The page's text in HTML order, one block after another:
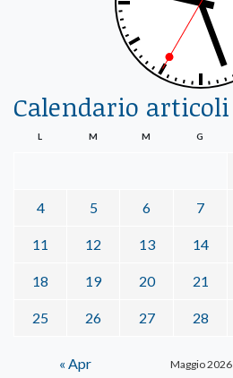
Calendario articoli
Maggio 2026
L M M G
4 5 6 7
11 12 13 14
18 19 20 21
25 26 27 28
« Apr